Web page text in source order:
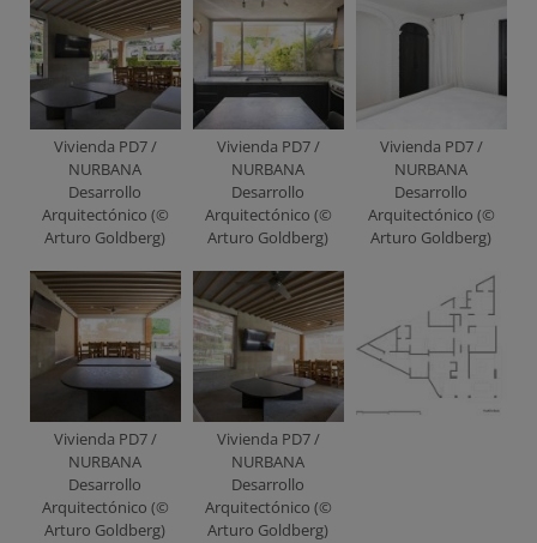
Vivienda PD7 /
NURBANA
Desarrollo
Arquitectónico (©
Arturo Goldberg)
Vivienda PD7 /
NURBANA
Desarrollo
Arquitectónico (©
Arturo Goldberg)
Vivienda PD7 /
NURBANA
Desarrollo
Arquitectónico (©
Arturo Goldberg)
Vivienda PD7 /
NURBANA
Desarrollo
Arquitectónico (©
Arturo Goldberg)
Vivienda PD7 /
NURBANA
Desarrollo
Arquitectónico (©
Arturo Goldberg)